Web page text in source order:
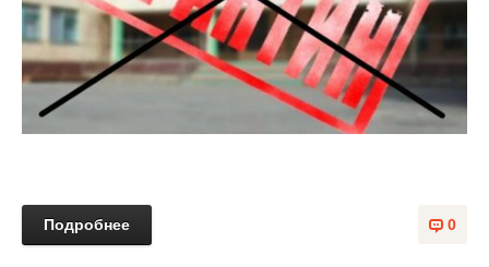
0
Подробнее